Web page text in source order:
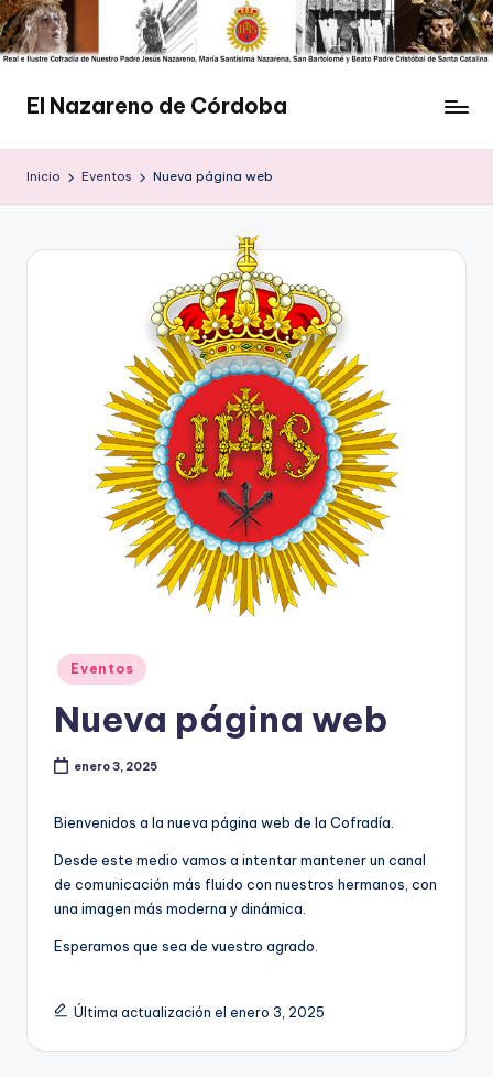
Saltar
contenido
El Nazareno de Córdoba
Nazareno
Inicio Eventos Nueva página web
Publicado
en
Eventos
Nueva página web
enero 3, 2025
Bienvenidos a la nueva página web de la Cofradía.
Desde este medio vamos a intentar mantener un canal
de comunicación más fluido con nuestros hermanos, con
una imagen más moderna y dinámica.
Esperamos que sea de vuestro agrado.
Última actualización el enero 3, 2025